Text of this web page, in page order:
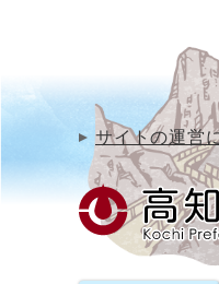
サイトの運営